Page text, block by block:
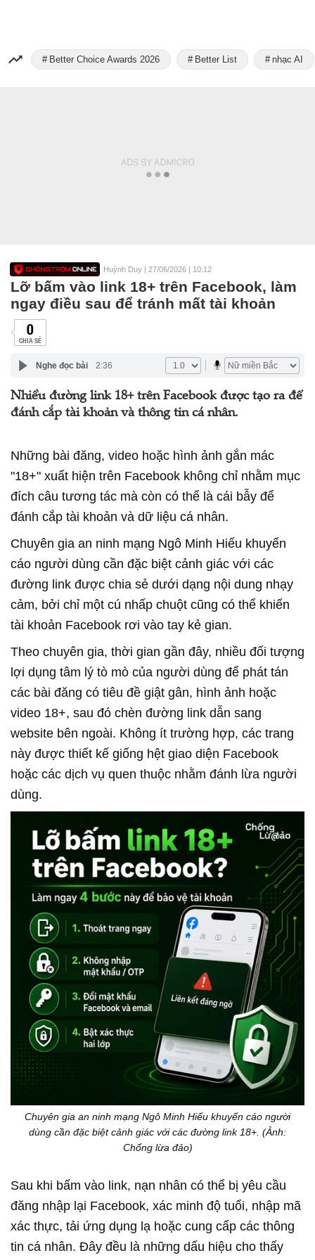
Better Choice Awards 2026 Better List nhạc AI
Huỳnh Duy | 27/06/2026 | 10:12
Lỡ bấm vào link 18+ trên Facebook, làm
ngay điều sau để tránh mất tài khoản
0
CHIA SẺ
Nghe đọc bài 2:36
Nhiều đường link 18+ trên Facebook được tạo ra để
đánh cắp tài khoản và thông tin cá nhân.
Những bài đăng, video hoặc hình ảnh gắn mác
"18+" xuất hiện trên Facebook không chỉ nhằm mục
đích câu tương tác mà còn có thể là cái bẫy để
đánh cắp tài khoản và dữ liệu cá nhân.
Chuyên gia an ninh mạng Ngô Minh Hiếu khuyến
cáo người dùng cần đặc biệt cảnh giác với các
đường link được chia sẻ dưới dạng nội dung nhạy
cảm, bởi chỉ một cú nhấp chuột cũng có thể khiến
tài khoản Facebook rơi vào tay kẻ gian.
Theo chuyên gia, thời gian gần đây, nhiều đối tượng
lợi dụng tâm lý tò mò của người dùng để phát tán
các bài đăng có tiêu đề giật gân, hình ảnh hoặc
video 18+, sau đó chèn đường link dẫn sang
website bên ngoài. Không ít trường hợp, các trang
này được thiết kế giống hệt giao diện Facebook
hoặc các dịch vụ quen thuộc nhằm đánh lừa người
dùng.
Chuyên gia an ninh mạng Ngô Minh Hiếu khuyến cáo người
dùng cần đặc biệt cảnh giác với các đường link 18+. (Ảnh:
Chống lừa đảo)
Sau khi bấm vào link, nạn nhân có thể bị yêu cầu
đăng nhập lại Facebook, xác minh độ tuổi, nhập mã
xác thực, tải ứng dụng lạ hoặc cung cấp các thông
tin cá nhân. Đây đều là những dấu hiệu cho thấy